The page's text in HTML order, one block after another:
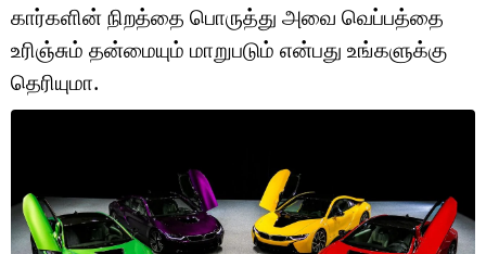
டெக்னாலஜி
ஆன்மீகம்
ஷார்ட் வீடியோஸ்
கார்களின் நிறத்தை பொருத்து அவை வெப்பத்தை
உரிஞ்சும் தன்மையும் மாறுபடும் என்பது உங்களுக்கு
தெரியுமா.